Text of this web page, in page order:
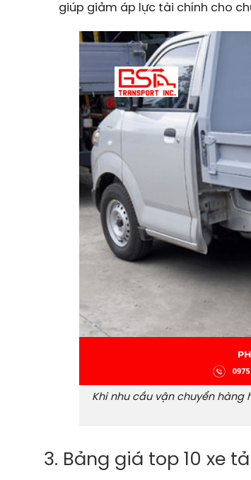
giúp giảm áp lực tài chính cho
Khi nhu cầu vận chuyển
3. Bảng giá top 10 xe